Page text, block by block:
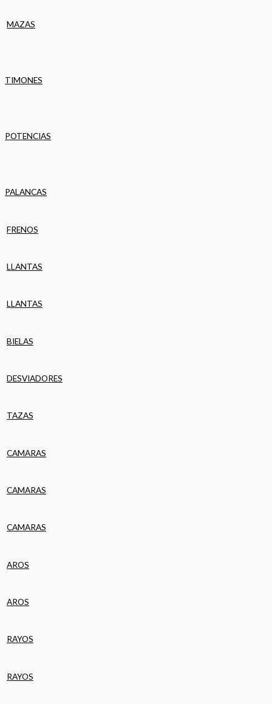
MAZAS
TIMONES
POTENCIAS
PALANCAS
FRENOS
LLANTAS
LLANTAS
BIELAS
DESVIADORES
TAZAS
CAMARAS
CAMARAS
CAMARAS
AROS
AROS
RAYOS
RAYOS